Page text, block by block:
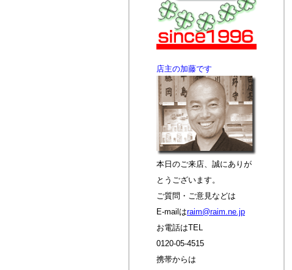
店主の加藤です
本日のご来店、誠にありが
とうございます。
ご質問・ご意見などは
E-mailはraim@raim.ne.jp
お電話はTEL
0120-05-4515
携帯からは